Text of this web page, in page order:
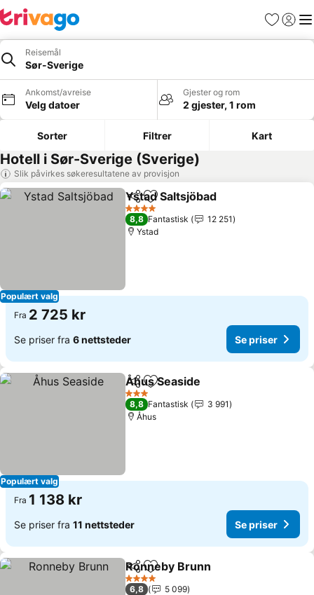
Favoritter
Logg
Reisemål
Sør-Sverige
Ankomst/avreise
Velg datoer
Gjester og rom
2 gjester, 1 rom
Sorter Filtrer Kart
Hotell i Sør-Sverige (Sverige)
Slik påvirkes søkeresultatene av provisjon
Populært valg
Del Legg til i favoritter
Ystad Saltsjöbad
4 Stjerner
8,8 Fantastisk
12 251
Ystad
Fra 2 725 kr
Se priser fra 6 nettsteder Se priser
Populært valg
Del Legg til i favoritter
Åhus Seaside
3 Stjerner
8,8 Fantastisk
3 991
Åhus
Fra 1 138 kr
Se priser fra 11 nettsteder Se priser
Del Legg til i favoritter
Ronneby Brunn
4 Stjerner
6,8
5 099